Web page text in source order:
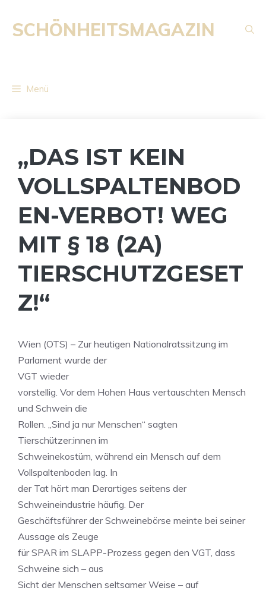
Inhalt
springen
SCHÖNHEITSMAGAZIN
Menü
„DAS IST KEIN
VOLLSPALTENBOD
EN-VERBOT! WEG
MIT § 18 (2A)
TIERSCHUTZGESET
Z!“
Wien (OTS) – Zur heutigen Nationalratssitzung im
Parlament wurde der
VGT wieder
vorstellig. Vor dem Hohen Haus vertauschten Mensch
und Schwein die
Rollen. „Sind ja nur Menschen“ sagten
Tierschützer:innen im
Schweinekostüm, während ein Mensch auf dem
Vollspaltenboden lag. In
der Tat hört man Derartiges seitens der
Schweineindustrie häufig. Der
Geschäftsführer der Schweinebörse meinte bei seiner
Aussage als Zeuge
für SPAR im SLAPP-Prozess gegen den VGT, dass
Schweine sich – aus
Sicht der Menschen seltsamer Weise – auf